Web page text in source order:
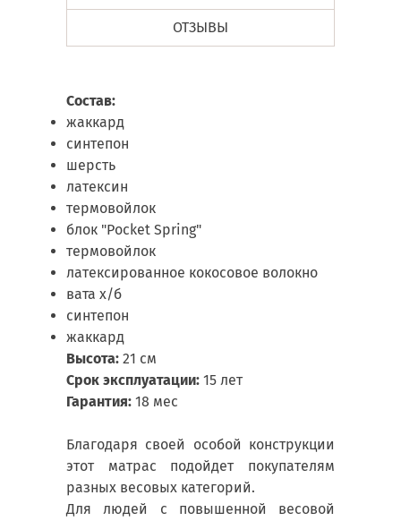
ОТЗЫВЫ
Состав:
жаккард
синтепон
шерсть
латексин
термовойлок
блок "Pocket Spring"
термовойлок
латексированное кокосовое волокно
вата х/б
синтепон
жаккард
Высота: 21 см
Срок эксплуатации: 15 лет
Гарантия: 18 мес
Благодаря своей особой конструкции
этот матрас подойдет покупателям
разных весовых категорий.
Для людей с повышенной весовой